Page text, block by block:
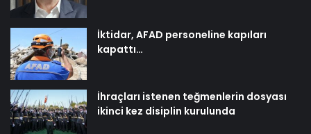
İktidar, AFAD personeline kapıları
kapattı…
İhraçları istenen teğmenlerin dosyası
ikinci kez disiplin kurulunda